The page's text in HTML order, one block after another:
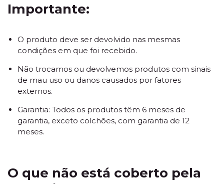
Importante:
O produto deve ser devolvido nas mesmas
condições em que foi recebido.
Não trocamos ou devolvemos produtos com sinais
de mau uso ou danos causados por fatores
externos.
Garantia: Todos os produtos têm 6 meses de
garantia, exceto colchões, com garantia de 12
meses.
O que não está coberto pela